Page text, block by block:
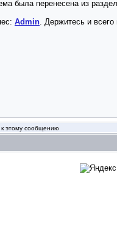
была перенесена из
Admin. Держитесь и всего
этому сообщению